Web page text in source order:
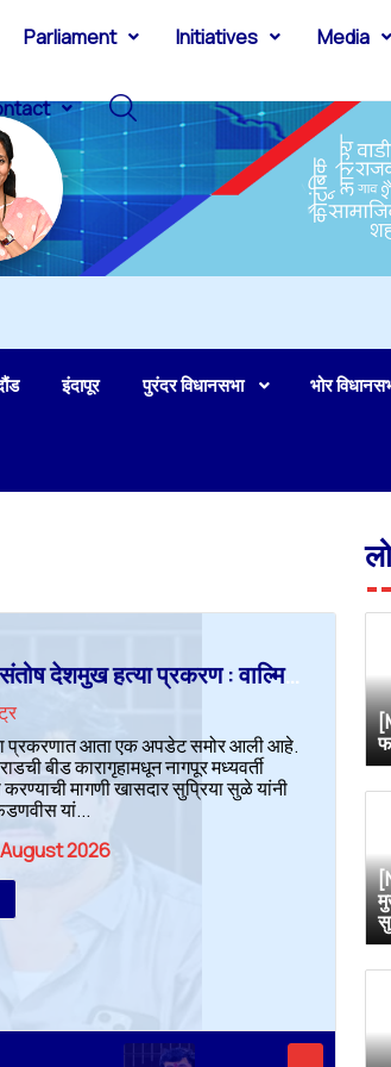
Parliament Initiatives Media
इंदापूर पुरंदर विधानसभा भोर
[Loksatta]संतोष देशमुख हत्या प्रकरण : वाल्मिक कराडची रवानगी नागपूर कारागृहात करण्याची सुप्रिया सुळेंची मागणी
प्रकरणात आता एक अपडेट समोर आली आहे.
बीड कारागृहामधून नागपूर मध्यवर्ती
करण्याची मागणी खासदार सुप्रिया सुळे यांनी
यां...
2026